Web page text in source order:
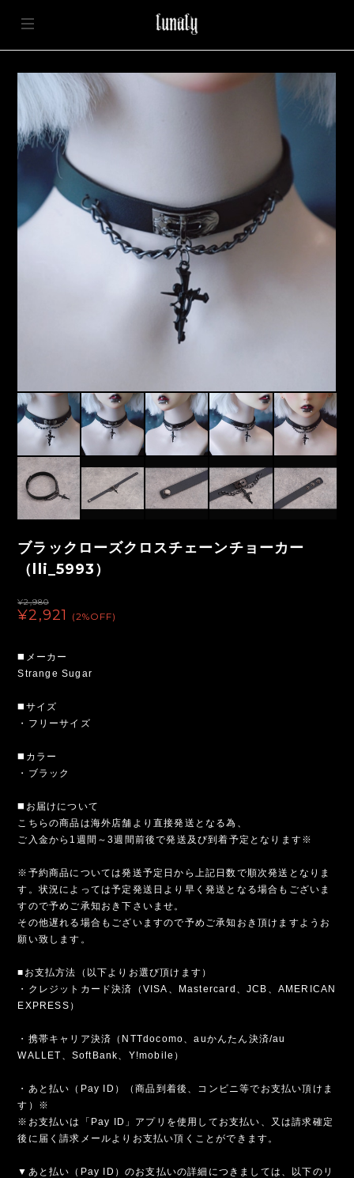
ブラックローズクロスチェーンチョーカー
（lli_5993）
¥2,980
¥2,921 (2%OFF)
◼️メーカー
Strange Sugar
◼️サイズ
・フリーサイズ
◼️カラー
・ブラック
◼️お届けについて
こちらの商品は海外店舗より直接発送となる為、
ご入金から1週間～3週間前後で発送及び到着予定となります※
※予約商品については発送予定日から上記日数で順次発送となりま
す。状況によっては予定発送日より早く発送となる場合もございま
すので予めご承知おき下さいませ。
その他遅れる場合もございますので予めご承知おき頂けますようお
願い致します。
■お支払方法（以下よりお選び頂けます）
・クレジットカード決済（VISA、Mastercard、JCB、AMERICAN
EXPRESS）
・携帯キャリア決済（NTTdocomo、auかんたん決済/au
WALLET、SoftBank、Y!mobile）
・あと払い（Pay ID）（商品到着後、コンビニ等でお支払い頂けま
す）※
※お支払いは「Pay ID」アプリを使用してお支払い、又は請求確定
後に届く請求メールよりお支払い頂くことができます。
▼あと払い（Pay ID）のお支払いの詳細につきましては、以下のリ